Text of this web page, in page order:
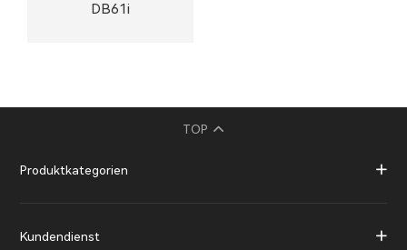
DB61i
TOP
Produktkategorien
Kundendienst